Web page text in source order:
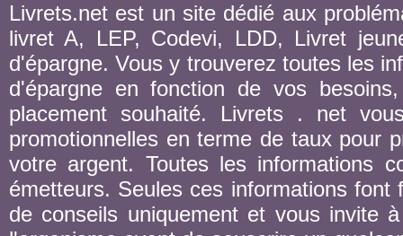
Livrets.net est un site dédié aux
livret A, LEP, Codevi, LDD, Livret
d'épargne. Vous y trouverez toutes les
d'épargne en fonction de vos
placement souhaité. Livrets . net
promotionnelles en terme de taux pour
votre argent. Toutes les informations
émetteurs. Seules ces informations
de conseils uniquement et vous invite